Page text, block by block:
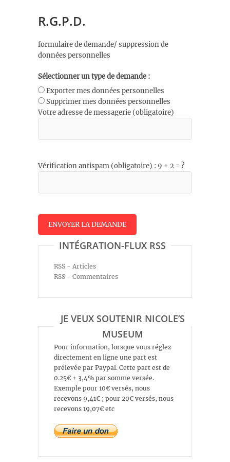
R.G.P.D.
formulaire de demande/ suppression de
données personnelles
Sélectionner un type de demande :
Exporter mes données personnelles
Supprimer mes données personnelles
Votre adresse de messagerie (obligatoire)
Vérification antispam (obligatoire) : 9 + 2 = ?
INTÉGRATION-FLUX RSS
RSS - Articles
RSS - Commentaires
JE VEUX SOUTENIR NICOLE’S
MUSEUM
Pour information, lorsque vous réglez
directement en ligne une part est
prélevée par Paypal. Cette part est de
0.25€ + 3,4% par somme versée.
Exemple pour 10€ versés, nous
recevons 9,41€ ; pour 20€ versés, nous
recevons 19,07€ etc